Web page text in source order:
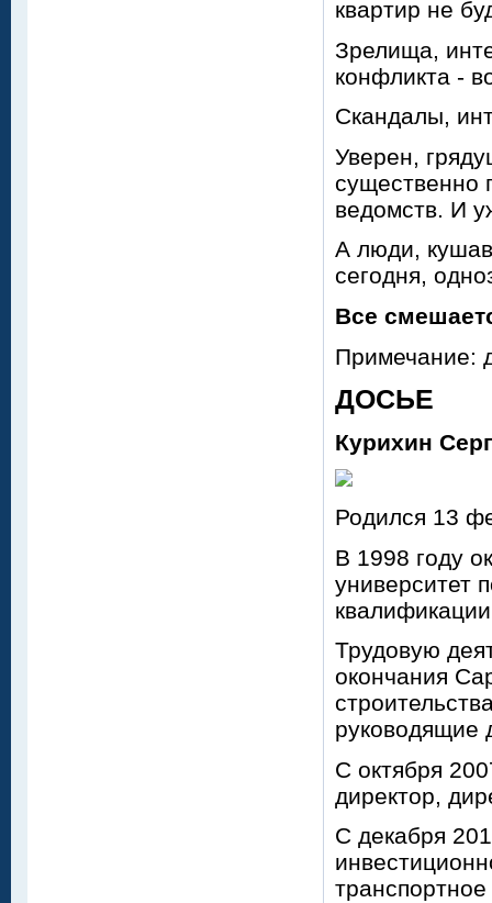
квартир не
Зрелища,
конфликта -
Скандалы,
Уверен,
существенно
ведомств. И
А люди,
сегодня,
Все
Примечание:
ДОСЬЕ
Курихин
Родился 13
В 1998 году
университет
Трудовую
окончания
руководящие
С октября
директор,
С декабря